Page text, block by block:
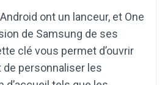
ont un lanceur, et One
de Samsung de ses
clé vous permet d’ouvrir
personnaliser les